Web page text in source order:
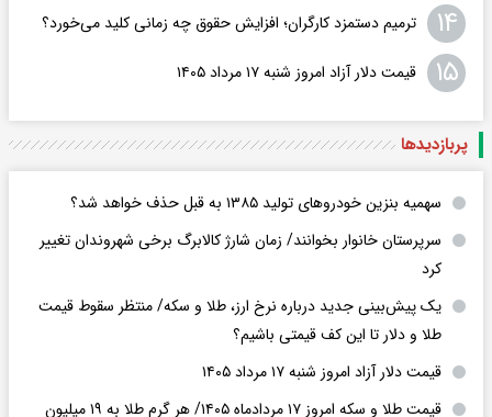
۱۴ ترمیم دستمزد کارگران؛ افزایش حقوق چه زمانی کلید می‌خورد؟
۱۵ قیمت دلار آزاد امروز شنبه ۱۷ مرداد ۱۴۰۵
پربازدید‌ها
سهمیه بنزین خودروهای تولید ۱۳۸۵ به قبل حذف خواهد شد؟
سرپرستان خانوار بخوانند/ زمان شارژ کالابرگ برخی شهروندان تغییر
کرد
یک پیش‌بینی جدید درباره نرخ ارز، طلا و سکه/ منتظر سقوط قیمت
طلا و دلار تا این کف قیمتی باشیم؟
قیمت دلار آزاد امروز شنبه ۱۷ مرداد ۱۴۰۵
قیمت طلا و سکه امروز ۱۷ مردادماه ۱۴۰۵/ هر گرم طلا به ۱۹ میلیون